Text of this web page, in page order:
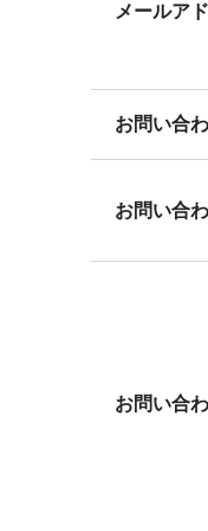
メールア
お問い合
お問い合
お問い合